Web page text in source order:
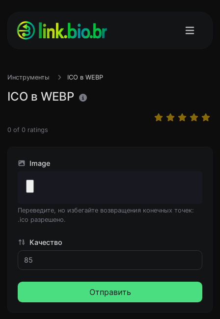
Инструменты ICO в WEBP
ICO в WEBP
0 of 0 ratings
Image
Переведите, но избегайте возвращения конечных точек:
.ico разрешено.
Качество
Отправить